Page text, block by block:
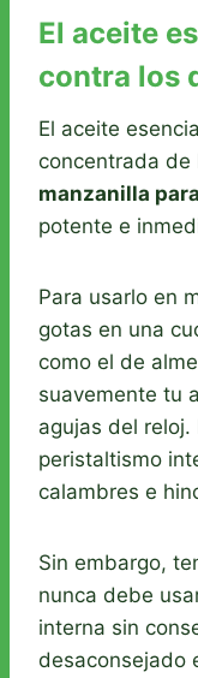
El aceite
contra los
El aceite
concentrada de
manzanilla
potente e
Para usarlo en
gotas en una
como el de
suavemente tu
agujas del
peristaltismo
calambres e
Sin embargo,
nunca debe
interna sin
desaconsejado